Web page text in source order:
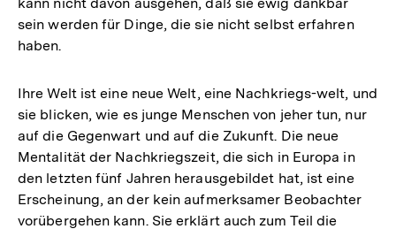
sein werden für Dinge, die sie nicht selbst erfahren
haben.
Ihre Welt ist eine neue Welt, eine Nachkriegs-welt, und
sie blicken, wie es junge Menschen von jeher tun, nur
auf die Gegenwart und auf die Zukunft. Die neue
Mentalität der Nachkriegszeit, die sich in Europa in
den letzten fünf Jahren herausgebildet hat, ist eine
Erscheinung, an der kein aufmerksamer Beobachter
vorübergehen kann. Sie erklärt auch zum Teil die